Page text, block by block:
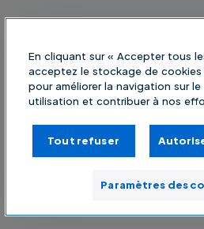
En cliquant sur « Accepter tous
acceptez le stockage de cookies
pour améliorer la navigation sur
utilisation et contribuer à nos
Tout refuser
Paramètres des